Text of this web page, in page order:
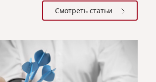
Смотреть статьи